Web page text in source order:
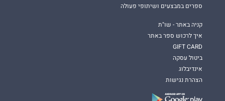
ספרים במבצעים ושיתופי פעולה
קניה באתר - שו"ת
איך לרכוש ספר באתר
GIFT CARD
ביטול עסקה
אינדיבלוג
הצהרת נגישות